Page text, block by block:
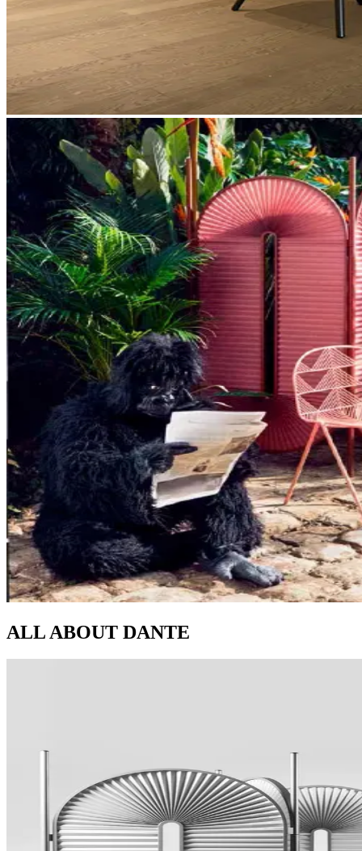
ALL ABOUT DANTE